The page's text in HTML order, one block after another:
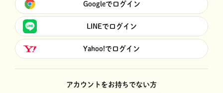
Googleでログイン
LINEでログイン
Yahoo!でログイン
アカウントをお持ちでない方